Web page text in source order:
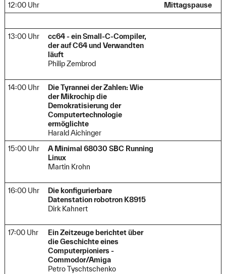
12:00 Uhr Mittagspause
13:00 Uhr
cc64 - ein Small-C-Compiler,
der auf C64 und Verwandten
läuft
Philip Zembrod
14:00 Uhr
Die Tyrannei der Zahlen: Wie
der Mikrochip die
Demokratisierung der
Computertechnologie
ermöglichte
Harald Aichinger
15:00 Uhr
A Minimal 68030 SBC Running
Linux
Martin Krohn
16:00 Uhr
Die konfigurierbare
Datenstation robotron K8915
Dirk Kahnert
17:00 Uhr
Ein Zeitzeuge berichtet über
die Geschichte eines
Computerpioniers -
Commodor/Amiga
Petro Tyschtschenko